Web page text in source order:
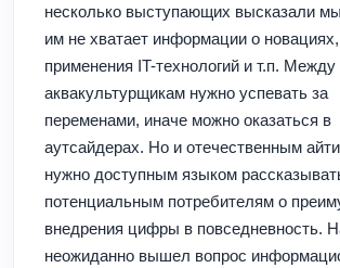
несколько выступающих высказали
им не хватает информации о новациях,
применения IT-технологий и т.п. Между
аквакультурщикам нужно успевать за
переменами, иначе можно оказаться в
аутсайдерах. Но и отечественным
нужно доступным языком
потенциальным потребителям о
внедрения цифры в повседневность.
неожиданно вышел вопрос